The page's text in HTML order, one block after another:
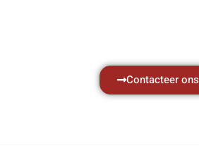
Contacteer ons